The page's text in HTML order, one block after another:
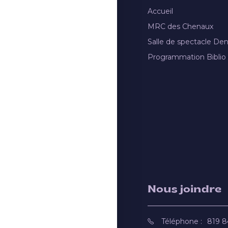
Accueil
MRC des Chenaux
Salle de spectacle
Programmation Biblio
Nous joindre
Téléphone : 819